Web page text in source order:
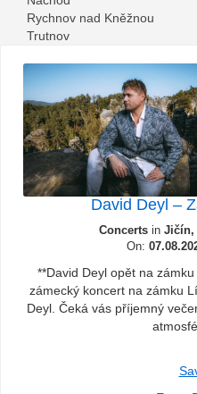
Rychnov nad Kněžnou
Trutnov
David Deyl –
Concerts in Jičín,
On:
**David Deyl opět na
zámecký koncert na zámku
Deyl. Čeká vás příjemný